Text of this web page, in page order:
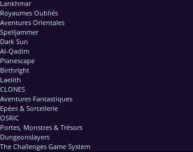
Lankhmar
Royaumes Oubliés
Aventures Orientales
Spelljammer
Dark Sun
Al-Qadim
Planescape
Birthright
Laelith
CLONES
Aventures Fantastiques
Epées & Sorcellerie
OSRIC
Portes, Monstres & Trésors
Dungeonslayers
The Challenges Game System